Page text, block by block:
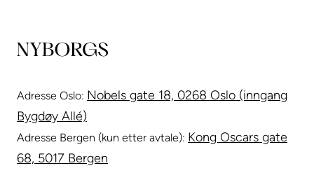
Adresse Oslo: Nobels gate 18, 0268 Oslo (inngang
Bygdøy Allé)
Adresse Bergen (kun etter avtale): Kong Oscars gate
68, 5017 Bergen